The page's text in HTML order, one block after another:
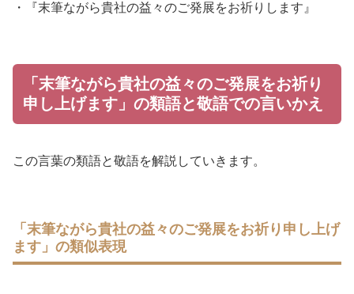
・『末筆ながら貴社の益々のご発展をお祈りします』
「末筆ながら貴社の益々のご発展をお祈り
申し上げます」の類語と敬語での言いかえ
この言葉の類語と敬語を解説していきます。
「末筆ながら貴社の益々のご発展をお祈り申し上げ
ます」の類似表現